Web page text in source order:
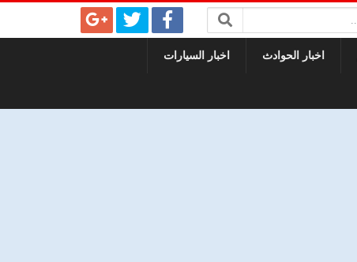
اخبار الحوادث اخبار السيارات